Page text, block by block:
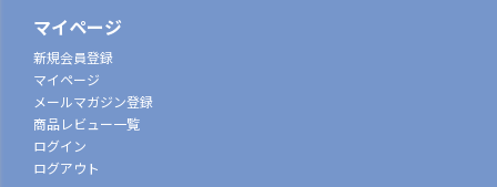
マイページ
新規会員登録
マイページ
メールマガジン登録
商品レビュー一覧
ログイン
ログアウト